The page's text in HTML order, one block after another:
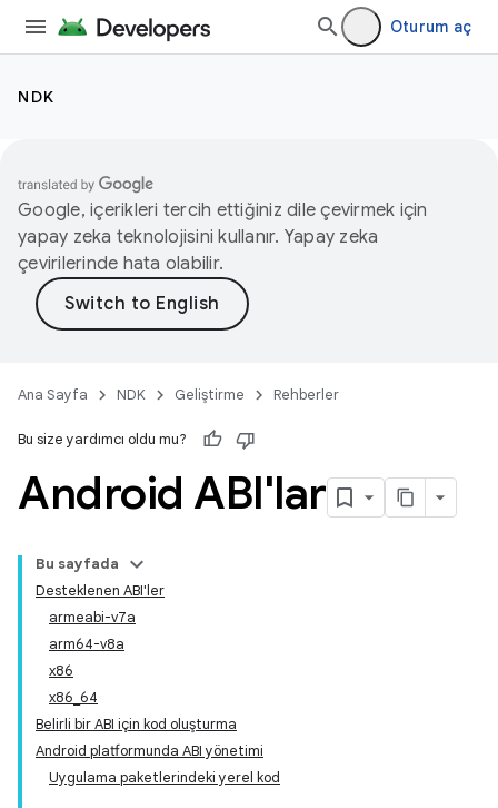
Oturum aç
NDK
Google, içerikleri tercih ettiğiniz dile çevirmek için
yapay zeka teknolojisini kullanır. Yapay zeka
çevirilerinde hata olabilir.
Ana Sayfa NDK Geliştirme Rehberler
Bu size yardımcı oldu mu?
Android ABI'lar
Bu sayfada
Desteklenen ABI'ler
armeabi-v7a
arm64-v8a
x86
x86_64
Belirli bir ABI için kod oluşturma
Android platformunda ABI yönetimi
Uygulama paketlerindeki yerel kod